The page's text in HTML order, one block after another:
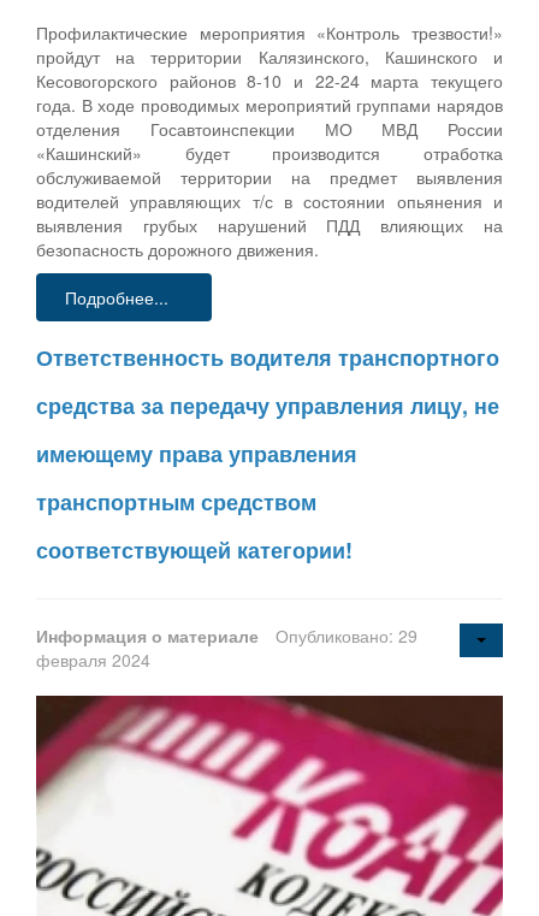
Профилактические мероприятия «Контроль трезвости!»
пройдут на территории Калязинского, Кашинского и
Кесовогорского районов 8-10 и 22-24 марта текущего
года. В ходе проводимых мероприятий группами нарядов
отделения Госавтоинспекции МО МВД России
«Кашинский» будет производится отработка
обслуживаемой территории на предмет выявления
водителей управляющих т/с в состоянии опьянения и
выявления грубых нарушений ПДД влияющих на
безопасность дорожного движения.
Подробнее...
Ответственность водителя транспортного
средства за передачу управления лицу, не
имеющему права управления
транспортным средством
соответствующей категории!
Информация о материале
Опубликовано: 29
февраля 2024